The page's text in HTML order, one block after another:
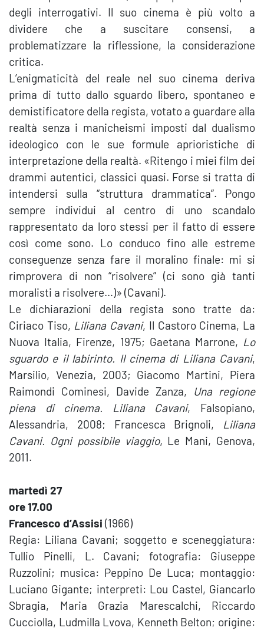
degli interrogativi. Il suo cinema è più volto a
dividere che a suscitare consensi, a
problematizzare la riflessione, la considerazione
critica.
L’enigmaticità del reale nel suo cinema deriva
prima di tutto dallo sguardo libero, spontaneo e
demistificatore della regista, votato a guardare alla
realtà senza i manicheismi imposti dal dualismo
ideologico con le sue formule aprioristiche di
interpretazione della realtà. «Ritengo i miei film dei
drammi autentici, classici quasi. Forse si tratta di
intendersi sulla “struttura drammatica”. Pongo
sempre individui al centro di uno scandalo
rappresentato da loro stessi per il fatto di essere
così come sono. Lo conduco fino alle estreme
conseguenze senza fare il moralino finale: mi si
rimprovera di non “risolvere” (ci sono già tanti
moralisti a risolvere…)» (Cavani).
Le dichiarazioni della regista sono tratte da:
Ciriaco Tiso, Liliana Cavani, Il Castoro Cinema, La
Nuova Italia, Firenze, 1975; Gaetana Marrone, Lo
sguardo e il labirinto. Il cinema di Liliana Cavani,
Marsilio, Venezia, 2003; Giacomo Martini, Piera
Raimondi Cominesi, Davide Zanza, Una regione
piena di cinema. Liliana Cavani, Falsopiano,
Alessandria, 2008; Francesca Brignoli, Liliana
Cavani. Ogni possibile viaggio, Le Mani, Genova,
2011.
martedì 27
ore 17.00
Francesco d’Assisi (1966)
Regia: Liliana Cavani; soggetto e sceneggiatura:
Tullio Pinelli, L. Cavani; fotografia: Giuseppe
Ruzzolini; musica: Peppino De Luca; montaggio:
Luciano Gigante; interpreti: Lou Castel, Giancarlo
Sbragia, Maria Grazia Marescalchi, Riccardo
Cucciolla, Ludmilla Lvova, Kenneth Belton; origine: